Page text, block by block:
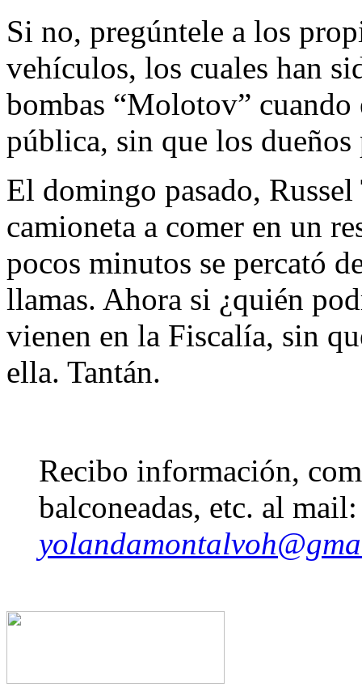
Si no, pregúntele a los
vehículos, los cuales han
bombas “Molotov” cuando
pública, sin que los
El domingo pasado,
camioneta a comer en un
pocos minutos se percató
llamas. Ahora si ¿quién
vienen en la Fiscalía, sin
ella. Tantán.
Recibo información,
balconeadas, etc. al mail: